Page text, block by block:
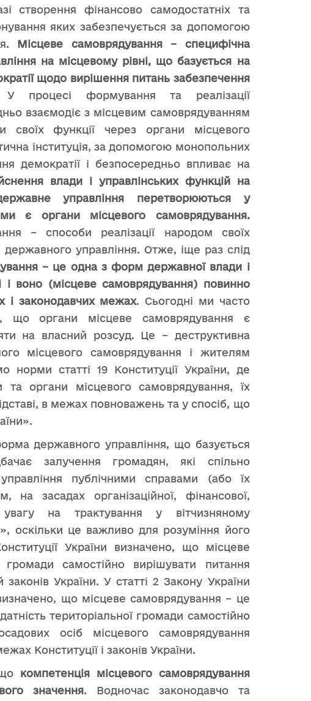
створення фінансово самодостатніх та
яких забезпечується за допомогою
Місцеве самоврядування – специфічна
на місцевому рівні, що базується на
щодо вирішення питань забезпечення
процесі формування та реалізації
взаємодіє з місцевим самоврядуванням
своїх функції через органи місцевого
інституція, за допомогою монопольних
демократії і безпосередньо впливає на
влади і управлінських функцій на
управління перетворюються у
є органи місцевого самоврядування.
– способи реалізації народом своїх
державного управління. Отже, іще раз слід
– це одна з форм державної влади і
і воно (місцеве самоврядування) повинно
і законодавчих межах. Сьогодні ми часто
що органи місцеве самоврядування є
на власний розсуд. Це – деструктивна
місцевого самоврядування і жителям
норми статті 19 Конституції України, де
органи місцевого самоврядування, їх
в межах повноважень та у спосіб, що
державного управління, що базується
залучення громадян, які спільно
публічними справами (або їх
засадах організаційної, фінансової,
увагу на трактування у вітчизняному
оскільки це важливо для розуміння його
України визначено, що місцеве
самостійно вирішувати питання
України. У статті 2 Закону України
що місцеве самоврядування – це
територіальної громади самостійно
осіб місцевого самоврядування
Конституції і законів України.
компетенція місцевого самоврядування
значення. Водночас законодавчо та